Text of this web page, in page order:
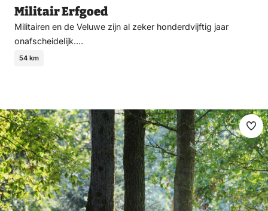
Militair Erfgoed
Militairen en de Veluwe zijn al zeker honderdvijftig jaar
onafscheidelijk.…
54 km